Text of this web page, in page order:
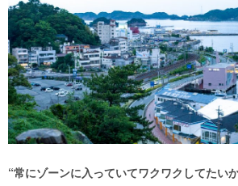
“常にゾーンに入っていてワクワクしてたい